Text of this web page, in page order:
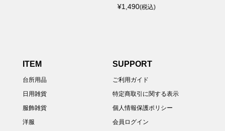
¥1,274 ～ ¥2,322
ITEM
台所用品
日用雑貨
服飾雑貨
洋服
SUPPORT
ご利用ガイド
特定商取引に関する表示
個人情報保護ポリシー
会員ログイン